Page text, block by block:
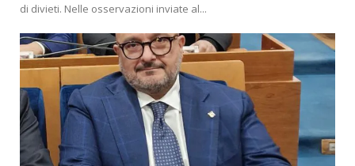
di divieti. Nelle osservazioni inviate al...